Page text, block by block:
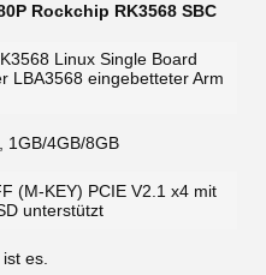
Rockchip RK3568 SBC
Linux Single Board
LBA3568 eingebetteter Arm
1GB/4GB/8GB
(M-KEY) PCIE V2.1 x4 mit
unterstützt
es.